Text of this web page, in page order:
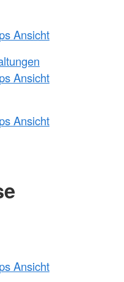
Ansicht
Ansicht
Ansicht
Ansicht